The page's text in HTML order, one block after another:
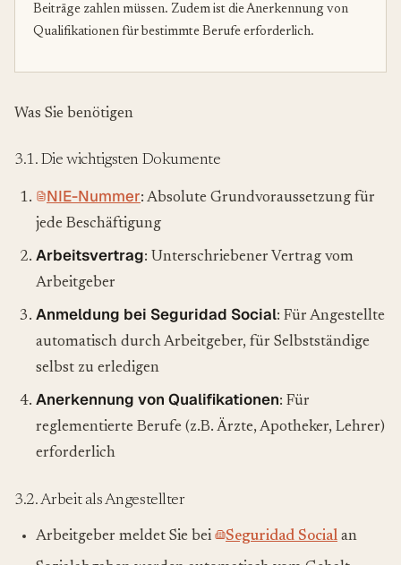
Beiträge zahlen müssen. Zudem ist die Anerkennung von
Qualifikationen für bestimmte Berufe erforderlich.
Was Sie benötigen
3.1. Die wichtigsten Dokumente
NIE-Nummer: Absolute Grundvoraussetzung für
jede Beschäftigung
Arbeitsvertrag: Unterschriebener Vertrag vom
Arbeitgeber
Anmeldung bei Seguridad Social: Für Angestellte
automatisch durch Arbeitgeber, für Selbstständige
selbst zu erledigen
Anerkennung von Qualifikationen: Für
reglementierte Berufe (z.B. Ärzte, Apotheker, Lehrer)
erforderlich
3.2. Arbeit als Angestellter
Arbeitgeber meldet Sie bei Seguridad Social an